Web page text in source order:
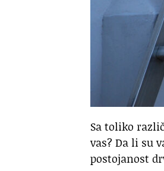
Sa toliko
vas? Da li su
postojanost